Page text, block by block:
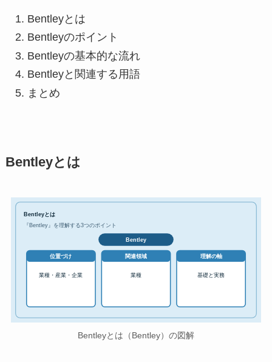
Bentleyとは
Bentleyのポイント
Bentleyの基本的な流れ
Bentleyと関連する用語
まとめ
Bentleyとは
Bentleyとは
『Bentley』を理解する3つのポイント
Bentley
位置づけ
業種・産業・企業
関連領域
業種
理解の軸
基礎と実務
Bentleyとは（Bentley）の図解